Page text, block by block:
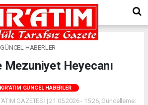
HABERLER
Mezuniyet Heyecanı
KIR'ATIM GÜNCEL HABERLER
GAZETESİ | 21.05.2026 - 15:26, Güncelleme: